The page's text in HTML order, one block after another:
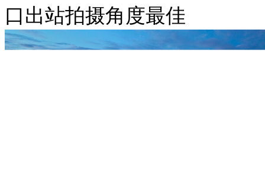
口出站拍摄角度最佳